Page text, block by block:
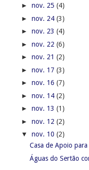
► nov. 25 (4)
► nov. 24 (3)
► nov. 23 (4)
► nov. 22 (6)
► nov. 21 (2)
► nov. 17 (3)
► nov. 16 (7)
► nov. 14 (2)
► nov. 13 (1)
► nov. 12 (2)
▼ nov. 10 (2)
Casa de Apoio
Águas do Sertão